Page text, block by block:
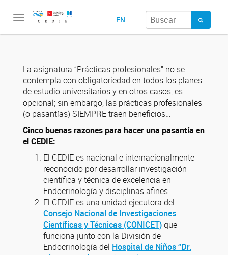
Toggle
EN
La asignatura “Prácticas profesionales” no se
contempla con obligatoriedad en todos los planes
de estudio universitarios y en otros casos, es
opcional; sin embargo, las prácticas profesionales
(o pasantías) SIEMPRE traen beneficios…
Cinco buenas razones para hacer una pasantía en
el CEDIE:
El CEDIE es nacional e internacionalmente
reconocido por desarrollar investigación
científica y técnica de excelencia en
Endocrinología y disciplinas afines.
El CEDIE es una unidad ejecutora del
Consejo Nacional de Investigaciones
Científicas y Técnicas (CONICET)que
funciona junto con la División de
Endocrinología del Hospital de Niños “Dr.